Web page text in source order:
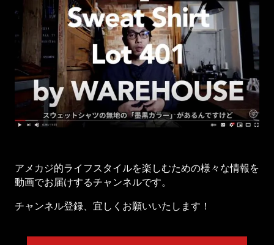
アメカジ的ライフスタイルを楽しむための様々な情報を
動画でお届けするチャンネルです。
チャンネル登録、宜しくお願いいたします！